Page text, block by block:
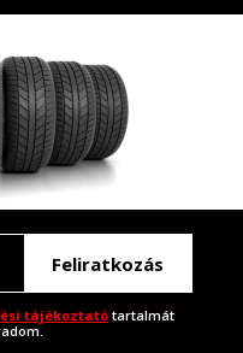
Feliratkozás
tájékoztatótartalmát